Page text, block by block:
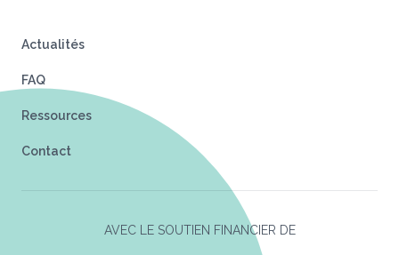
Actualités
FAQ
Ressources
Contact
AVEC LE SOUTIEN FINANCIER DE